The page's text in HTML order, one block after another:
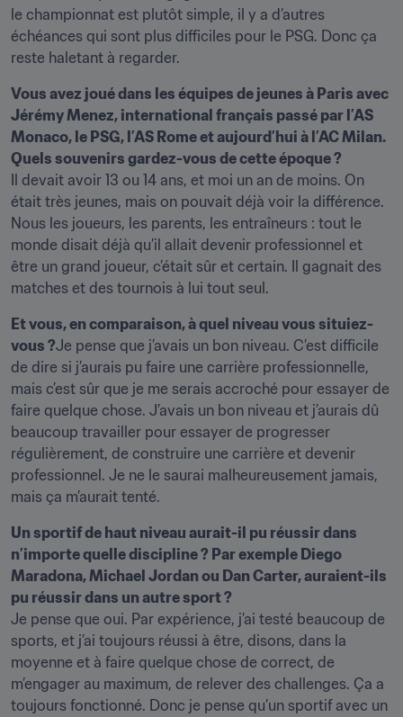
le championnat est plutôt simple, il y a d’autres
échéances qui sont plus difficiles pour le PSG. Donc ça
reste haletant à regarder.
Vous avez joué dans les équipes de jeunes à Paris avec
Jérémy Menez, international français passé par l’AS
Monaco, le PSG, l’AS Rome et aujourd’hui à l’AC Milan.
Quels souvenirs gardez-vous de cette époque ?
Il devait avoir 13 ou 14 ans, et moi un an de moins. On
était très jeunes, mais on pouvait déjà voir la différence.
Nous les joueurs, les parents, les entraîneurs : tout le
monde disait déjà qu’il allait devenir professionnel et
être un grand joueur, c’était sûr et certain. Il gagnait des
matches et des tournois à lui tout seul.
Et vous, en comparaison, à quel niveau vous situiez-
vous ?Je pense que j’avais un bon niveau. C’est difficile
de dire si j’aurais pu faire une carrière professionnelle,
mais c’est sûr que je me serais accroché pour essayer de
faire quelque chose. J’avais un bon niveau et j’aurais dû
beaucoup travailler pour essayer de progresser
régulièrement, de construire une carrière et devenir
professionnel. Je ne le saurai malheureusement jamais,
mais ça m’aurait tenté.
Un sportif de haut niveau aurait-il pu réussir dans
n’importe quelle discipline ? Par exemple Diego
Maradona, Michael Jordan ou Dan Carter, auraient-ils
pu réussir dans un autre sport ?
Je pense que oui. Par expérience, j’ai testé beaucoup de
sports, et j’ai toujours réussi à être, disons, dans la
moyenne et à faire quelque chose de correct, de
m’engager au maximum, de relever des challenges. Ça a
toujours fonctionné. Donc je pense qu’un sportif avec un